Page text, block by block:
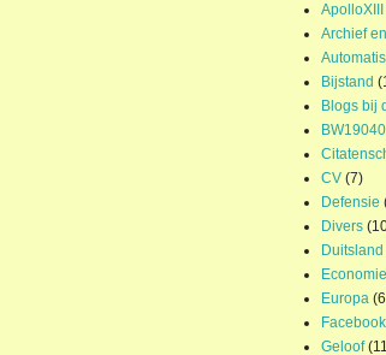
ApolloXIII
Archief
Bijstand
Blogs bij
CV (7)
Defensie
Divers
Duitsland
Economie
Europa
Facebook
Geloof